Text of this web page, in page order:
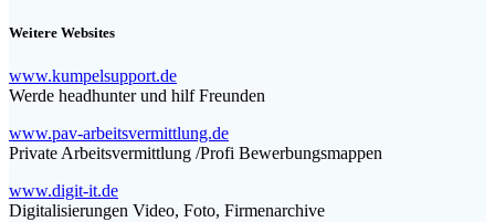
Weitere Websites
www.kumpelsupport.de
Werde headhunter und hilf Freunden
www.pav-arbeitsvermittlung.de
Private Arbeitsvermittlung /Profi Bewerbungsmappen
www.digit-it.de
Digitalisierungen Video, Foto, Firmenarchive